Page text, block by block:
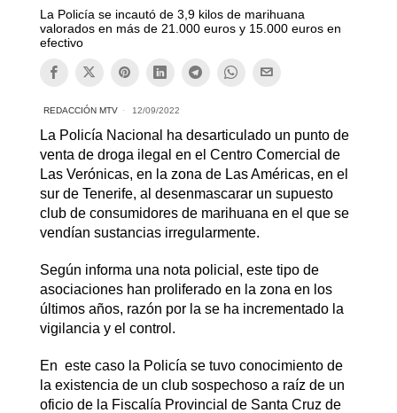
La Policía se incautó de 3,9 kilos de marihuana
valorados en más de 21.000 euros y 15.000 euros en
efectivo
REDACCIÓN MTV 12/09/2022
La Policía Nacional ha desarticulado un punto de
venta de droga ilegal en el Centro Comercial de
Las Verónicas, en la zona de Las Américas, en el
sur de Tenerife, al desenmascarar un supuesto
club de consumidores de marihuana en el que se
vendían sustancias irregularmente.
Según informa una nota policial, este tipo de
asociaciones han proliferado en la zona en los
últimos años, razón por la se ha incrementado la
vigilancia y el control.
En este caso la Policía se tuvo conocimiento de
la existencia de un club sospechoso a raíz de un
oficio de la Fiscalía Provincial de Santa Cruz de